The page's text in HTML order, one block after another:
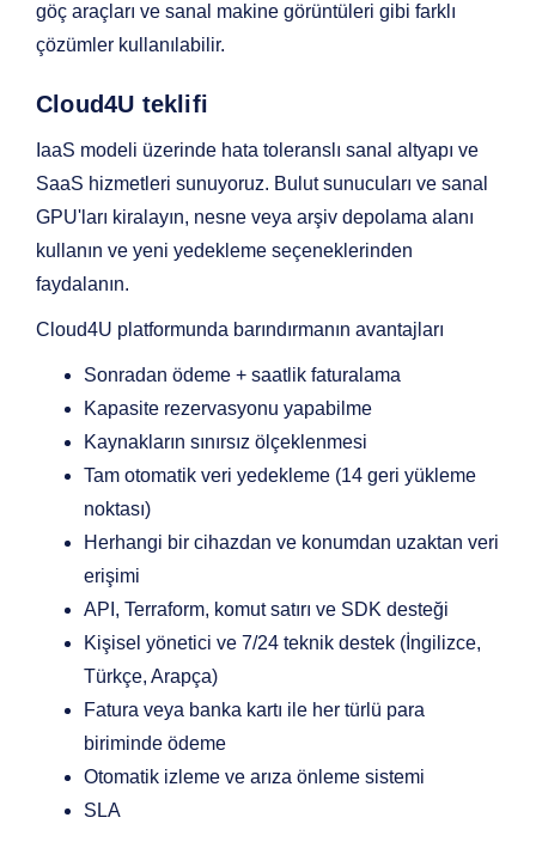
göç araçları ve sanal makine görüntüleri gibi farklı
çözümler kullanılabilir.
Cloud4U teklifi
IaaS modeli üzerinde hata toleranslı sanal altyapı ve
SaaS hizmetleri sunuyoruz. Bulut sunucuları ve sanal
GPU'ları kiralayın, nesne veya arşiv depolama alanı
kullanın ve yeni yedekleme seçeneklerinden
faydalanın.
Cloud4U platformunda barındırmanın avantajları
Sonradan ödeme + saatlik faturalama
Kapasite rezervasyonu yapabilme
Kaynakların sınırsız ölçeklenmesi
Tam otomatik veri yedekleme (14 geri yükleme
noktası)
Herhangi bir cihazdan ve konumdan uzaktan veri
erişimi
API, Terraform, komut satırı ve SDK desteği
Kişisel yönetici ve 7/24 teknik destek (İngilizce,
Türkçe, Arapça)
Fatura veya banka kartı ile her türlü para
biriminde ödeme
Otomatik izleme ve arıza önleme sistemi
SLA